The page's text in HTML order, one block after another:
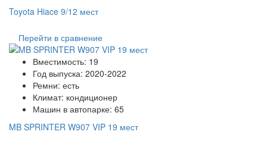
Toyota Hiace 9/12 мест
Перейти в сравнение
Вместимость: 19
Год выпуска: 2020-2022
Ремни: есть
Климат: кондиционер
Машин в автопарке: 65
MB SPRINTER W907 VIP 19 мест